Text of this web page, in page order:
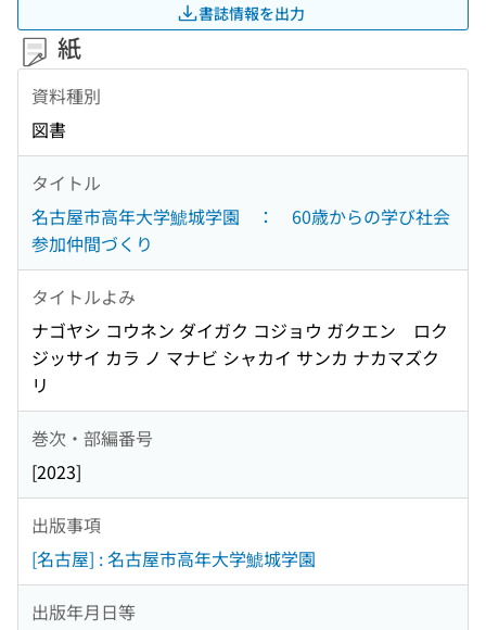
書誌情報を出力
紙
資料種別
図書
タイトル
名古屋市高年大学鯱城学園 ： 60歳からの学び社会
参加仲間づくり
タイトルよみ
ナゴヤシ コウネン ダイガク コジョウ ガクエン ロク
ジッサイ カラ ノ マナビ シャカイ サンカ ナカマズク
リ
巻次・部編番号
[2023]
出版事項
[名古屋] : 名古屋市高年大学鯱城学園
出版年月日等